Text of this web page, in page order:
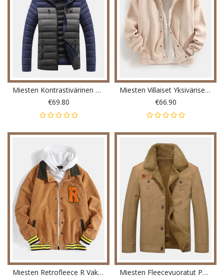
Miesten Kontrastivärinen Lämmin Pehmustettu Paksu Rento Ulkona Vetoketjullinen Puffitakki
€69.80
Miesten Villaiset Yksiväriset Käännenapin Nauhakaulus Rento Istuvuus
€66.90
Miesten Retrofleece R Vakosamettiläppäinen Vapaa-Ajan Takki
Miesten Fleecevuoratut Paksut Lämpimät Puuvillatakit